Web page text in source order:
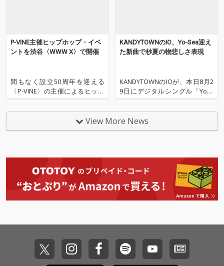
P-VINE主催ヒップホップ・イベ
ントを渋谷〈WWW​ ​X〉で開催
間もなく設立50周年を迎える
〈P-VINE〉の主催によるヒップ
ホップ・イベント〈P-VINE Pres
ents THIS TOWN〉が、2023年8
月18日(金)に東京〈渋谷WWW
X〉にて開催されることが決定
KANDYTOWNのIO、Yo-Sea迎え
た新曲で杪夏の物悲しさ表現
KANDYTOWNのIOが、本日8月2
9日にデジタルシングル「Your
Breeze (feat. Yo-Sea)」をリリ
ース。今年3月に配信した「Fad
ed」以降、５か月ぶりの新曲
だ。 注目の沖縄出身・R&Bシン
View More News